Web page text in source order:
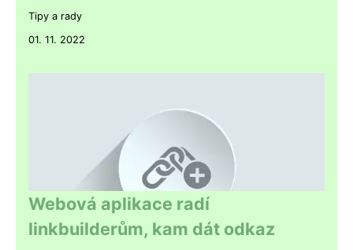
Tipy a rady
01. 11. 2022
Webová aplikace radí
linkbuilderům, kam dát odkaz